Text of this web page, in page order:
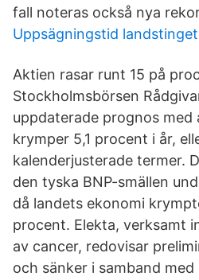
fall noteras också nya
Uppsägningstid landstinget
Aktien rasar runt 15 på
Stockholmsbörsen
uppdaterade prognos med
krymper 5,1 procent i år,
kalenderjusterade termer.
den tyska BNP-smällen
då landets ekonomi
procent. Elekta, verksamt
av cancer, redovisar
och sänker i samband med